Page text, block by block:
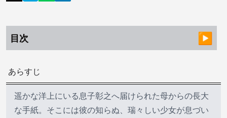
目次
あらすじ
遥かな洋上にいる息子彰之へ届けられた母からの長大
な手紙。そこには彼の知らぬ、瑞々しい少女が息づい